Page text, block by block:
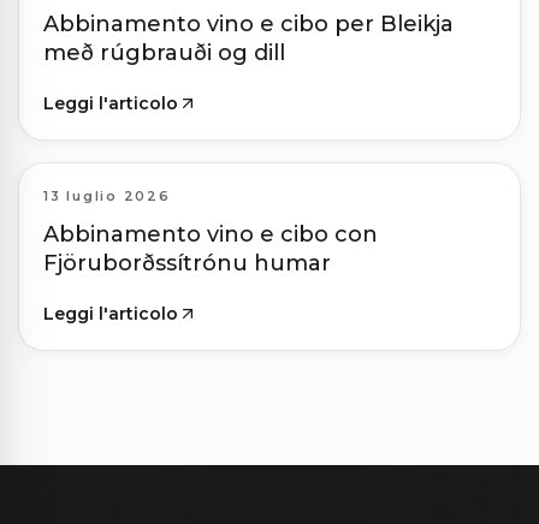
Abbinamento vino e cibo per Bleikja
með rúgbrauði og dill
Leggi l'articolo
13 luglio 2026
Abbinamento vino e cibo con
Fjöruborðssítrónu humar
Leggi l'articolo